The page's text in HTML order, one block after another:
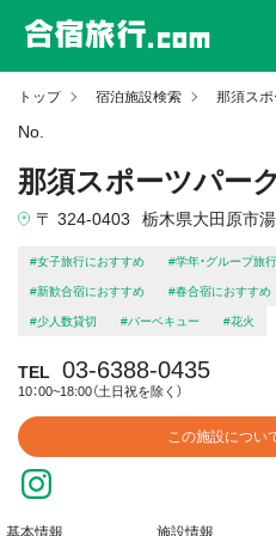
トップ 宿泊施設検索 那須ス
No.
那須スポーツパーク
〒 324-0403 栃木県大田原市
#女子旅行におすすめ #学年・グループ旅
#新歓合宿におすすめ #春合宿におすすめ
#少人数貸切 #バーベキュー #花火
TEL 03-6388-0435
10：00~18:00（土日祝を除く）
この施設につい
基本情報 施設情報